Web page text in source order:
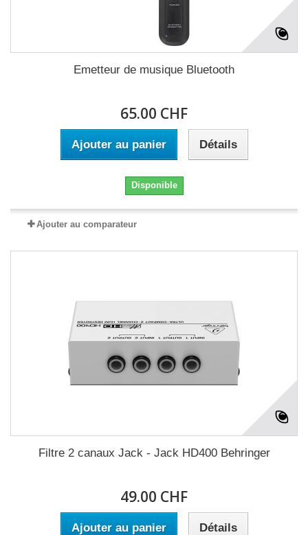
Emetteur de musique Bluetooth
65.00 CHF
Ajouter au panier Détails
Disponible
Ajouter au comparateur
Filtre 2 canaux Jack - Jack HD400 Behringer
49.00 CHF
Ajouter au panier Détails